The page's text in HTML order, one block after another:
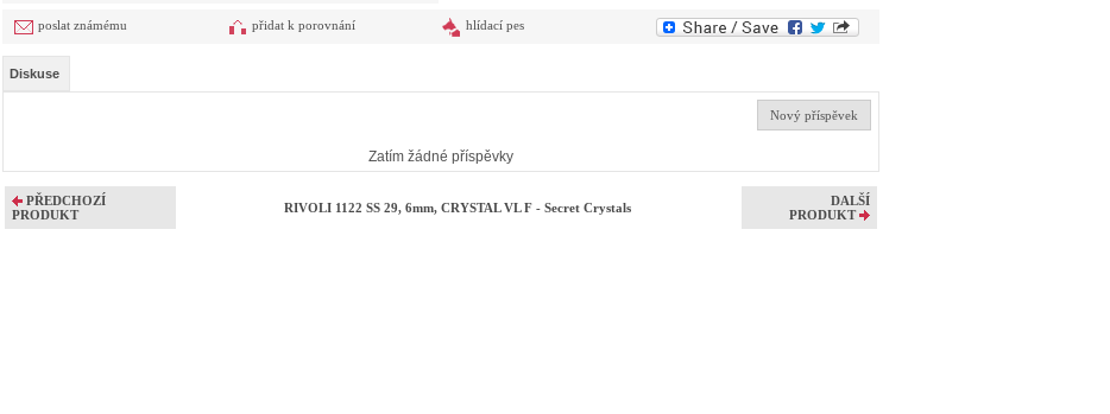
poslat známému přidat k porovnání hlídací pes
Diskuse
Nový příspěvek
Zatím žádné příspěvky
PŘEDCHOZÍ
PRODUKT
RIVOLI 1122 SS 29, 6mm, CRYSTAL VL F - Secret Crystals
DALŠÍ
PRODUKT